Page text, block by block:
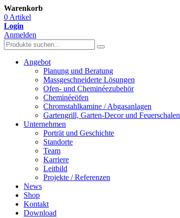
Warenkorb
0 Artikel
Login
Anmelden
Angebot
Planung und Beratung
Massgeschneiderte Lösungen
Ofen- und Cheminéezubehör
Cheminéeöfen
Chromstahlkamine / Abgasanlagen
Gartengrill, Garten-Decor und Feuerschalen
Unternehmen
Porträt und Geschichte
Standorte
Team
Karriere
Leitbild
Projekte / Referenzen
News
Shop
Kontakt
Download